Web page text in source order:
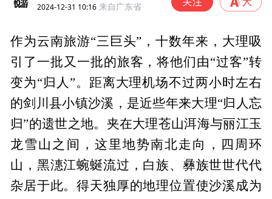
2024-12-31 10:16 来自广东省
作为云南旅游“三巨头”，十数年来，大理吸
引了一批又一批的旅客，将他们由“过客”转
变为“归人”。距离大理机场不过两小时左右
的剑川县小镇沙溪，是近些年来大理“归人忘
归”的遗世之地。夹在大理苍山洱海与丽江玉
龙雪山之间，这里地势南北走向，四周环
山，黑潓江蜿蜒流过，白族、彝族世世代代
杂居于此。得天独厚的地理位置使沙溪成为